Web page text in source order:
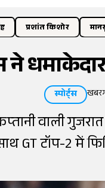
प्रशांत किशोर
ने
स्पोर्ट्स
वाली
GT टॉप-2